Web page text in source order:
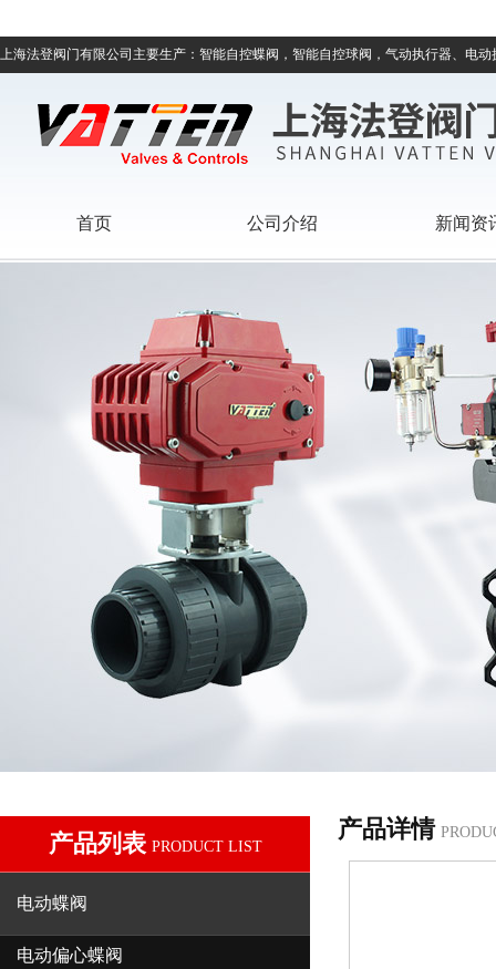
上海法登阀门有限公司主要生产：智能自控蝶阀，智能自控球阀，气动执行器、电
首页 公司介绍 新闻资
产品列表 PRODUCT LIST
电动蝶阀
电动偏心蝶阀
产品详情